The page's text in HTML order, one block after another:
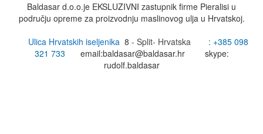
Baldasar d.o.o.je EKSLUZIVNI zastupnik firme Pieralisi u
području opreme za proizvodnju maslinovog ulja u Hrvatskoj.
Ulica Hrvatskih iseljenika 8 - Split- Hrvatska : +385 098
321 733
email:baldasar@baldasar.hr
skype:
rudolf.baldasar